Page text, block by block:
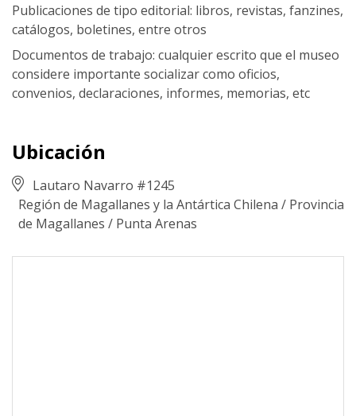
Publicaciones de tipo editorial: libros, revistas, fanzines,
catálogos, boletines, entre otros
Documentos de trabajo: cualquier escrito que el museo
considere importante socializar como oficios,
convenios, declaraciones, informes, memorias, etc
Ubicación
Lautaro Navarro #1245
Región de Magallanes y la Antártica Chilena / Provincia
de Magallanes / Punta Arenas